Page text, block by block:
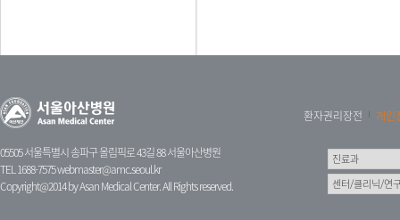
05505 서울특별시 송파구 올림픽로 43길 88 서울아산병원
TEL 1688-7575webmaster@amc.seoul.kr
Copyright@2014 by Asan Medical Center. All Rights reserved.
환자권리장전 개인